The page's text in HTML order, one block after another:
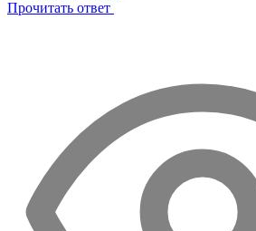
Прочитать ответ